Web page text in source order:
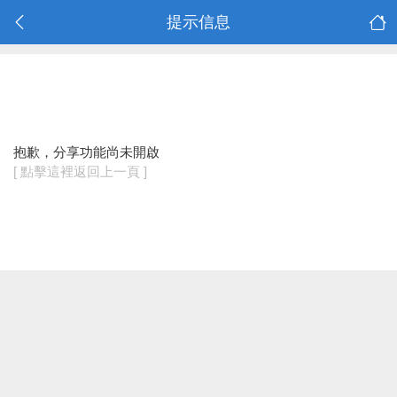
提示信息
抱歉，分享功能尚未開啟
[ 點擊這裡返回上一頁 ]